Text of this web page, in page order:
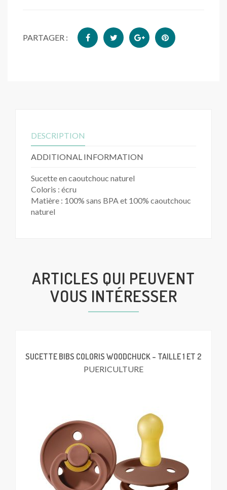
PARTAGER :
DESCRIPTION
ADDITIONAL INFORMATION
Sucette en caoutchouc naturel
Coloris : écru
Matière : 100% sans BPA et 100% caoutchouc
naturel
ARTICLES QUI PEUVENT
VOUS INTÉRESSER
SUCETTE BIBS COLORIS WOODCHUCK – TAILLE 1 ET 2
PUERICULTURE